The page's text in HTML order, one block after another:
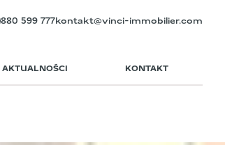
880 599 777kontakt@vinci-immobilier.com
AKTUALNOŚCI KONTAKT